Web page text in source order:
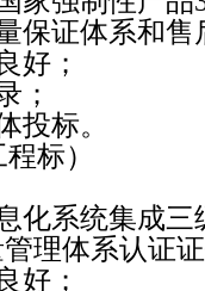
保证体系和售
好；
；
投标。
标）
化系统集成三
理体系认证证
好；